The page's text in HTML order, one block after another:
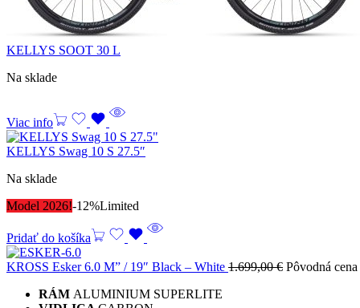
KELLYS SOOT 30 L
Na sklade
Viac info
KELLYS Swag 10 S 27.5″
Na sklade
Model 2026!-12%Limited
Pridať do košíka
KROSS Esker 6.0 M” / 19″ Black – White 1.699,00€ Pôvodná
RÁM ALUMINIUM SUPERLITE